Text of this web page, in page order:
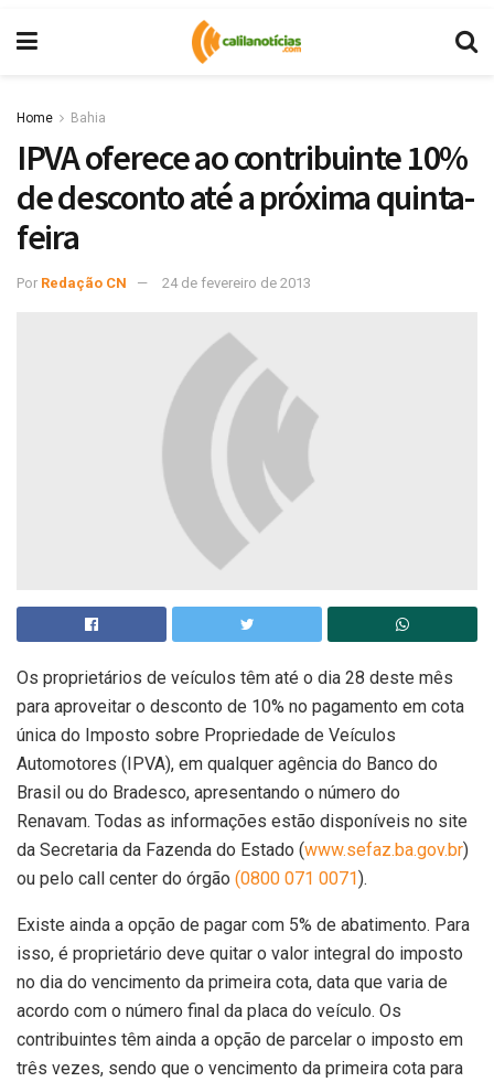
Home Bahia
IPVA oferece ao contribuinte 10%
de desconto até a próxima quinta-
feira
Por Redação CN 24 de fevereiro de 2013
Os proprietários de veículos têm até o dia 28 deste mês
para aproveitar o desconto de 10% no pagamento em cota
única do Imposto sobre Propriedade de Veículos
Automotores (IPVA), em qualquer agência do Banco do
Brasil ou do Bradesco, apresentando o número do
Renavam. Todas as informações estão disponíveis no site
da Secretaria da Fazenda do Estado (www.sefaz.ba.gov.br)
ou pelo call center do órgão (0800 071 0071).
Existe ainda a opção de pagar com 5% de abatimento. Para
isso, é proprietário deve quitar o valor integral do imposto
no dia do vencimento da primeira cota, data que varia de
acordo com o número final da placa do veículo. Os
contribuintes têm ainda a opção de parcelar o imposto em
três vezes, sendo que o vencimento da primeira cota para